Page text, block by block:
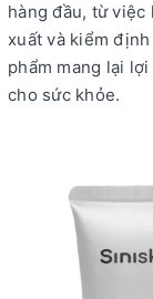
hàng đầu, từ
xuất và kiểm
phẩm mang lại
cho sức khỏe.